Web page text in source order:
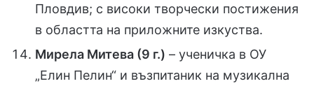
Пловдив; с високи творчески постижения
в областта на приложните изкуства.
Мирела Митева (9 г.) – ученичка в ОУ
„Елин Пелин“ и възпитаник на музикална